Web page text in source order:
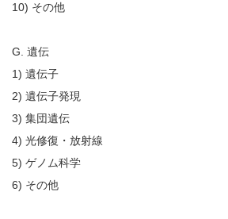
10) その他
G. 遺伝
1) 遺伝子
2) 遺伝子発現
3) 集団遺伝
4) 光修復・放射線
5) ゲノム科学
6) その他